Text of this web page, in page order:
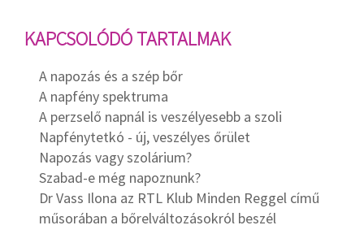
KAPCSOLÓDÓ TARTALMAK
A napozás és a szép bőr
A napfény spektruma
A perzselő napnál is veszélyesebb a szoli
Napfénytetkó - új, veszélyes őrület
Napozás vagy szolárium?
Szabad-e még napoznunk?
Dr Vass Ilona az RTL Klub Minden Reggel című
műsorában a bőrelváltozásokról beszél